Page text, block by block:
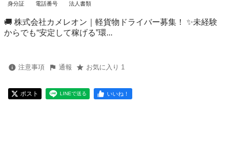
身分証 電話番号 法人書類
🚚 株式会社カメレオン｜軽貨物ドライバー募集！ ✨未経験
からでも“安定して稼げる”環...
注意事項 通報 お気に入り 1
ポスト LINEで送る いいね！